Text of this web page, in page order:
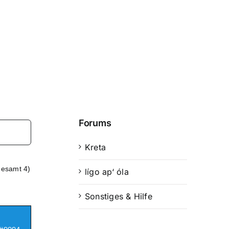
4)
Forums
Kreta
lígo ap‘ óla
Sonstiges & Hilfe